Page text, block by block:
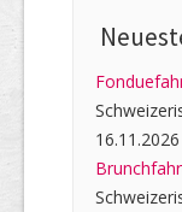
16.11.2026